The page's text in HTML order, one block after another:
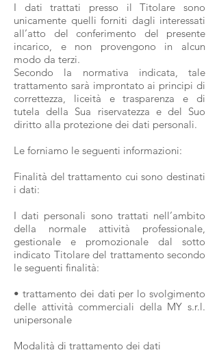
I dati trattati presso il Titolare sono
unicamente quelli forniti dagli interessati
all’atto del conferimento del presente
incarico, e non provengono in alcun
modo da terzi.
Secondo la normativa indicata, tale
trattamento sarà improntato ai principi di
correttezza, liceità e trasparenza e di
tutela della Sua riservatezza e del Suo
diritto alla protezione dei dati personali.
Le forniamo le seguenti informazioni:
Finalità del trattamento cui sono destinati
i dati:
I dati personali sono trattati nell’ambito
della normale attività professionale,
gestionale e promozionale dal sotto
indicato Titolare del trattamento secondo
le seguenti finalità:
• trattamento dei dati per lo svolgimento
delle attività commerciali della MY s.r.l.
unipersonale
Modalità di trattamento dei dati